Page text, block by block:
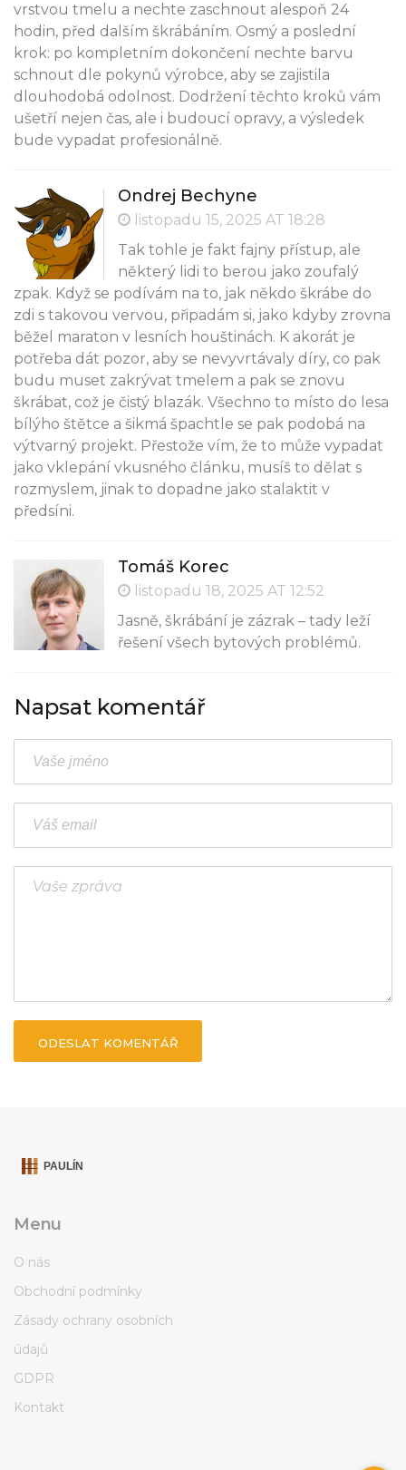
vrstvou tmelu a nechte zaschnout alespoň 24
hodin, před dalším škrábáním. Osmý a poslední
krok: po kompletním dokončení nechte barvu
schnout dle pokynů výrobce, aby se zajistila
dlouhodobá odolnost. Dodržení těchto kroků vám
ušetří nejen čas, ale i budoucí opravy, a výsledek
bude vypadat profesionálně.
Ondrej Bechyne
listopadu 15, 2025 AT 18:28
Tak tohle je fakt fajny přístup, ale
některý lidi to berou jako zoufalý
zpak. Když se podívám na to, jak někdo škrábe do
zdi s takovou vervou, připadám si, jako kdyby zrovna
běžel maraton v lesních houštinách. K akorát je
potřeba dát pozor, aby se nevyvrtávaly díry, co pak
budu muset zakrývat tmelem a pak se znovu
škrábat, což je čistý blazák. Všechno to místo do lesa
bílýho štětce a šikmá špachtle se pak podobá na
výtvarný projekt. Přestože vím, že to může vypadat
jako vklepání vkusného článku, musíš to dělat s
rozmyslem, jinak to dopadne jako stalaktit v
předsíni.
Tomáš Korec
listopadu 18, 2025 AT 12:52
Jasně, škrábání je zázrak – tady leží
řešení všech bytových problémů.
Napsat komentář
ODESLAT KOMENTÁŘ
Menu
O nás
Obchodní podmínky
Zásady ochrany osobních
údajů
GDPR
Kontakt